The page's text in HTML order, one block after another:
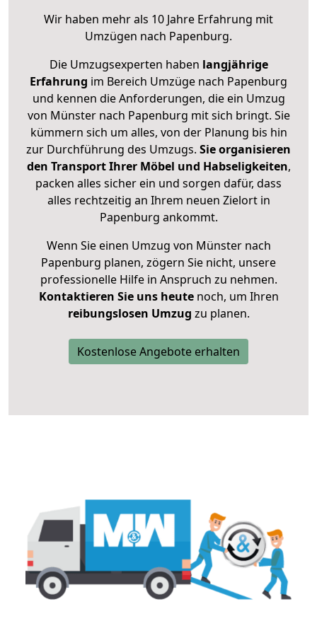
Wir haben mehr als 10 Jahre Erfahrung mit
Umzügen nach Papenburg.
Die Umzugsexperten haben langjährige
Erfahrung im Bereich Umzüge nach Papenburg
und kennen die Anforderungen, die ein Umzug
von Münster nach Papenburg mit sich bringt. Sie
kümmern sich um alles, von der Planung bis hin
zur Durchführung des Umzugs. Sie organisieren
den Transport Ihrer Möbel und Habseligkeiten,
packen alles sicher ein und sorgen dafür, dass
alles rechtzeitig an Ihrem neuen Zielort in
Papenburg ankommt.
Wenn Sie einen Umzug von Münster nach
Papenburg planen, zögern Sie nicht, unsere
professionelle Hilfe in Anspruch zu nehmen.
Kontaktieren Sie uns heutenoch, um Ihren
reibungslosen Umzug zu planen.
Kostenlose Angebote erhalten